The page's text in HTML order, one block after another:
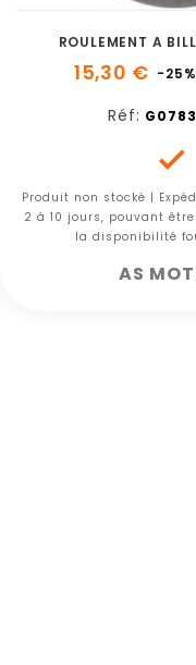
ROULEMENT A
15,30 € -25%
Réf:

Produit non stocké |
2 à 10 jours, pouvant
la disponibilité
AS